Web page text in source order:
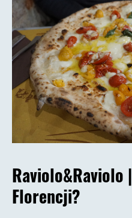
Raviolo&Raviolo |
Florencji?